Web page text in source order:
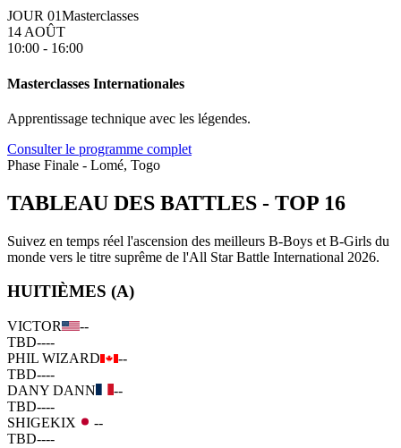
JOUR 01Masterclasses
14 AOÛT
10:00 - 16:00
Masterclasses Internationales
Apprentissage technique avec les légendes.
Consulter le programme complet
Phase Finale - Lomé, Togo
TABLEAU DES BATTLES - TOP 16
Suivez en temps réel l'ascension des meilleurs B-Boys et B-Girls du
monde vers le titre suprême de l'All Star Battle International 2026.
HUITIÈMES (A)
VICTOR
--
TBD----
PHIL WIZARD
--
TBD----
DANY DANN
--
TBD----
SHIGEKIX
--
TBD----